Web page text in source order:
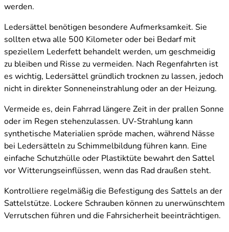
werden.
Ledersättel benötigen besondere Aufmerksamkeit. Sie
sollten etwa alle 500 Kilometer oder bei Bedarf mit
speziellem Lederfett behandelt werden, um geschmeidig
zu bleiben und Risse zu vermeiden. Nach Regenfahrten ist
es wichtig, Ledersättel gründlich trocknen zu lassen, jedoch
nicht in direkter Sonneneinstrahlung oder an der Heizung.
Vermeide es, dein Fahrrad längere Zeit in der prallen Sonne
oder im Regen stehenzulassen. UV-Strahlung kann
synthetische Materialien spröde machen, während Nässe
bei Ledersätteln zu Schimmelbildung führen kann. Eine
einfache Schutzhülle oder Plastiktüte bewahrt den Sattel
vor Witterungseinflüssen, wenn das Rad draußen steht.
Kontrolliere regelmäßig die Befestigung des Sattels an der
Sattelstütze. Lockere Schrauben können zu unerwünschtem
Verrutschen führen und die Fahrsicherheit beeinträchtigen.